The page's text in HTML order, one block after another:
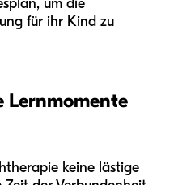
für ihr Kind zu
Lernmomente
keine lästige